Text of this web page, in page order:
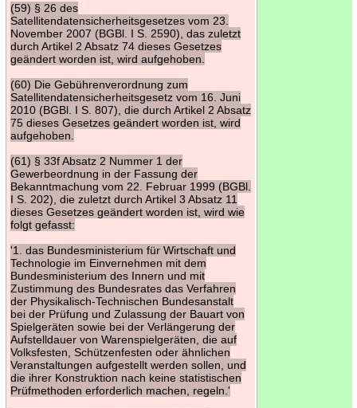
(59) § 26 des
Satellitendatensicherheitsgesetzes vom 23.
November 2007 (BGBl. I S. 2590), das zuletzt
durch Artikel 2 Absatz 74 dieses Gesetzes
geändert worden ist, wird aufgehoben.
(60) Die Gebührenverordnung zum
Satellitendatensicherheitsgesetz vom 16. Juni
2010 (BGBl. I S. 807), die durch Artikel 2 Absatz
75 dieses Gesetzes geändert worden ist, wird
aufgehoben.
(61) § 33f Absatz 2 Nummer 1 der
Gewerbeordnung in der Fassung der
Bekanntmachung vom 22. Februar 1999 (BGBl.
I S. 202), die zuletzt durch Artikel 3 Absatz 11
dieses Gesetzes geändert worden ist, wird wie
folgt gefasst:
'1. das Bundesministerium für Wirtschaft und
Technologie im Einvernehmen mit dem
Bundesministerium des Innern und mit
Zustimmung des Bundesrates das Verfahren
der Physikalisch-Technischen Bundesanstalt
bei der Prüfung und Zulassung der Bauart von
Spielgeräten sowie bei der Verlängerung der
Aufstelldauer von Warenspielgeräten, die auf
Volksfesten, Schützenfesten oder ähnlichen
Veranstaltungen aufgestellt werden sollen, und
die ihrer Konstruktion nach keine statistischen
Prüfmethoden erforderlich machen, regeln.'